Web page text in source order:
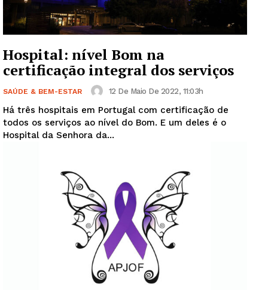
Guimarães, agora!
SUBSCREVA JÁ!
Hospital: nível Bom na
certificação integral dos serviços
SAÚDE & BEM-ESTAR 12 De Maio De 2022, 11:03h
Há três hospitais em Portugal com certificação de
todos os serviços ao nível do Bom. E um deles é o
Hospital da Senhora da...